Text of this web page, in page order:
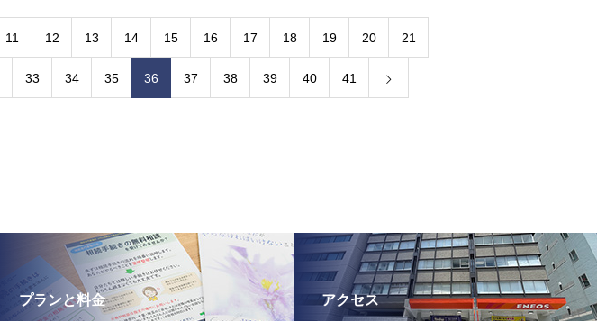
11 12 13 14 15 16 17 18 19 20 21
33 34 35 36 37 38 39 40 41
プランと料金 アクセス